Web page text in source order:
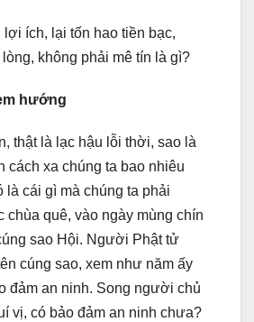
lợi ích, lại tốn hao tiền bạc,
không phải mê tín là gì?
hướng
thật là lạc hậu lỗi thời, sao là
cách xa chúng ta bao nhiêu
là cái gì mà chúng ta phải
chùa quê, vào ngày mùng chín
sao Hội. Người Phật tử
cúng sao, xem như năm ấy
đảm an ninh. Song người chủ
vị, có bảo đảm an ninh chưa?